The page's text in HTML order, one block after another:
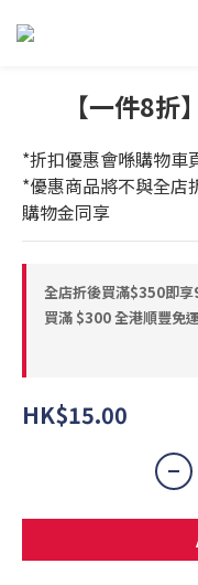
【一件8
*折扣優惠會喺購物車
*優惠商品將不與全店
購物金同享
全店折後買滿$350即
買滿 $300 全港順豐免
HK$15.00